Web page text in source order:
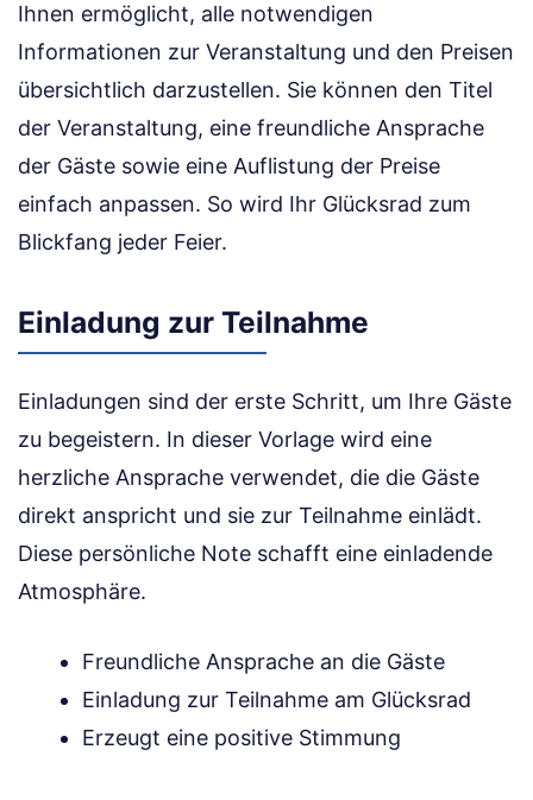
Ihnen ermöglicht, alle notwendigen
Informationen zur Veranstaltung und den Preisen
übersichtlich darzustellen. Sie können den Titel
der Veranstaltung, eine freundliche Ansprache
der Gäste sowie eine Auflistung der Preise
einfach anpassen. So wird Ihr Glücksrad zum
Blickfang jeder Feier.
Einladung zur Teilnahme
Einladungen sind der erste Schritt, um Ihre Gäste
zu begeistern. In dieser Vorlage wird eine
herzliche Ansprache verwendet, die die Gäste
direkt anspricht und sie zur Teilnahme einlädt.
Diese persönliche Note schafft eine einladende
Atmosphäre.
Freundliche Ansprache an die Gäste
Einladung zur Teilnahme am Glücksrad
Erzeugt eine positive Stimmung